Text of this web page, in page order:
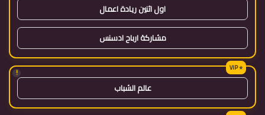
اول اثنين ريادة اعمال
مشاركة ارباح ادسنس
!
عالم الشباب